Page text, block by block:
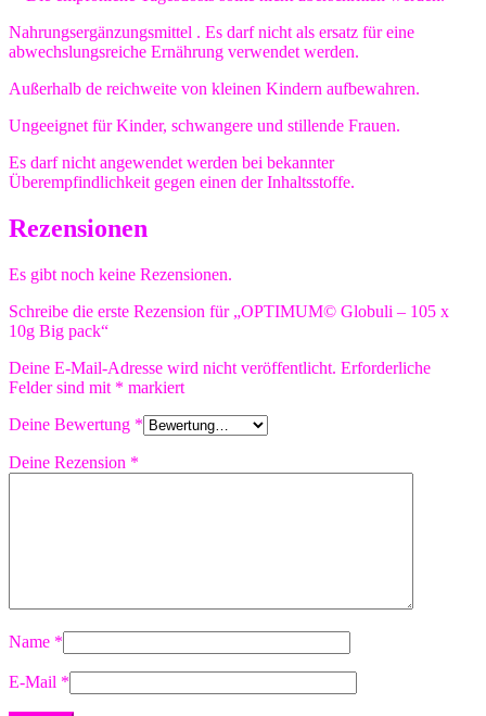
Nahrungsergänzungsmittel . Es darf nicht als ersatz für eine
abwechslungsreiche Ernährung verwendet werden.
Außerhalb de reichweite von kleinen Kindern aufbewahren.
Ungeeignet für Kinder, schwangere und stillende Frauen.
Es darf nicht angewendet werden bei bekannter
Überempfindlichkeit gegen einen der Inhaltsstoffe.
Rezensionen
Es gibt noch keine Rezensionen.
Schreibe die erste Rezension für „OPTIMUM© Globuli – 105 x
10g Big pack“
Deine E-Mail-Adresse wird nicht veröffentlicht. Erforderliche
Felder sind mit * markiert
Deine Bewertung *
Deine Rezension *
Name *
E-Mail *